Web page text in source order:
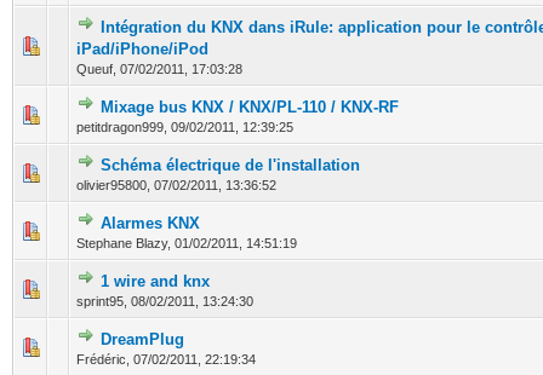
Intégration du KNX dans iRule: application pour le
iPad/iPhone/iPod
Queuf, 07/02/2011, 17:03:28
0 Votes - 0 sur 5 en moyenne
Mixage bus KNX / KNX/PL-110 / KNX-RF
petitdragon999, 09/02/2011, 12:39:25
0 Votes - 0 sur 5 en moyenne
1234 5
Schéma électrique de l'installation
olivier95800, 07/02/2011, 13:36:52
0 Votes - 0 sur 5 en moyenne
12 3 45
Alarmes KNX
Stephane Blazy, 01/02/2011, 14:51:19
0 Votes - 0 sur 5 en moyenne
1 wire and knx
sprint95, 08/02/2011, 13:24:30
0 Votes - 0 sur 5 en moyenne
DreamPlug
Frédéric, 07/02/2011, 22:19:34
0 Votes - 0 sur 5 en moyenne